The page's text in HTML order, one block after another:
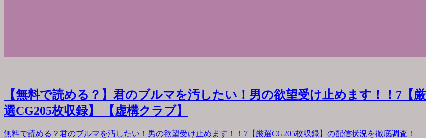
【無料で読める？】君のブルマを汚したい！男の欲望受け止めます！！7【厳
選CG205枚収録】 【虚構クラブ】
無料で読める？君のブルマを汚したい！男の欲望受け止めます！！7【厳選CG205枚収録】の配信状況を徹底調査！